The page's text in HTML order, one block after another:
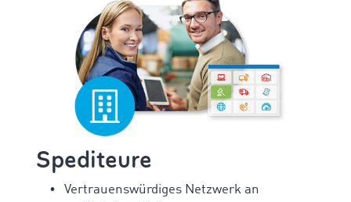
Spediteure
Vertrauenswürdiges Netzwerk an